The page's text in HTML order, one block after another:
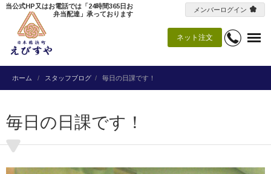
ネット注文
当公式HP又はお電話では「24時間365日お
弁当配達」承っております
メンバーログイン
ホーム スタッフブログ 毎日の日課です！
毎日の日課です！